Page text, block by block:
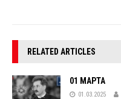
RELATED ARTICLES
01 МАРТА
01.03.2025